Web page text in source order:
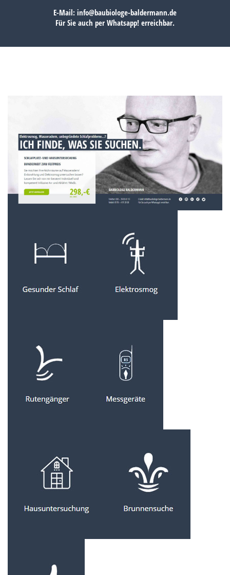
E-Mail: info@baubiologe-baldermann.de
Für Sie auch per Whatsapp! erreichbar.